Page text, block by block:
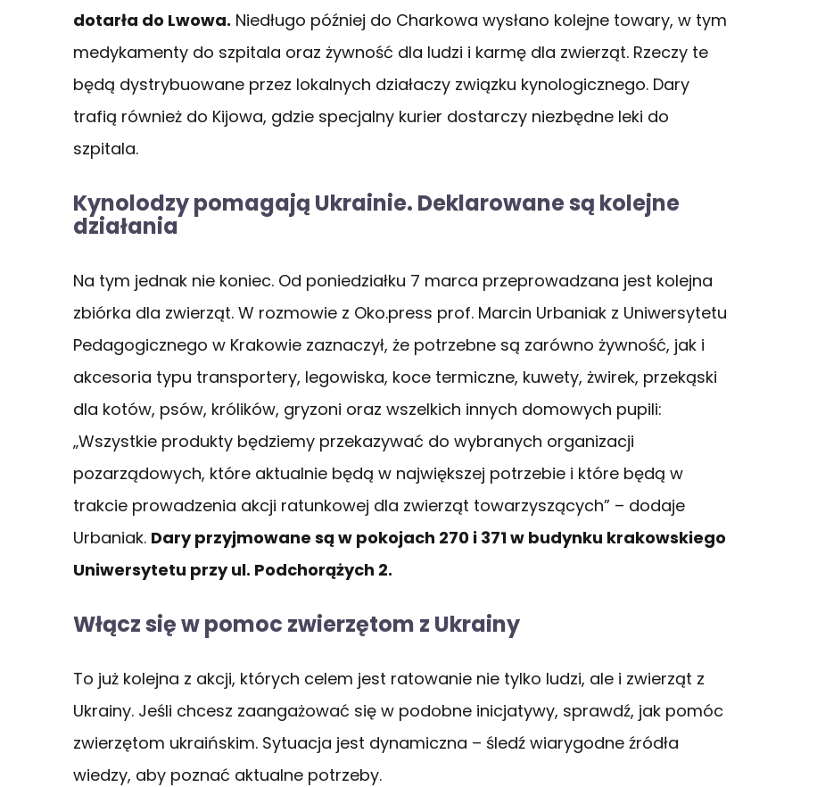
dotarła do Lwowa. Niedługo później do Charkowa wysłano kolejne towary, w tym
medykamenty do szpitala oraz żywność dla ludzi i karmę dla zwierząt. Rzeczy te
będą dystrybuowane przez lokalnych działaczy związku kynologicznego. Dary
trafią również do Kijowa, gdzie specjalny kurier dostarczy niezbędne leki do
szpitala.
Kynolodzy pomagają Ukrainie. Deklarowane są kolejne
działania
Na tym jednak nie koniec. Od poniedziałku 7 marca przeprowadzana jest kolejna
zbiórka dla zwierząt. W rozmowie z Oko.press prof. Marcin Urbaniak z Uniwersytetu
Pedagogicznego w Krakowie zaznaczył, że potrzebne są zarówno żywność, jak i
akcesoria typu transportery, legowiska, koce termiczne, kuwety, żwirek, przekąski
dla kotów, psów, królików, gryzoni oraz wszelkich innych domowych pupili:
„Wszystkie produkty będziemy przekazywać do wybranych organizacji
pozarządowych, które aktualnie będą w największej potrzebie i które będą w
trakcie prowadzenia akcji ratunkowej dla zwierząt towarzyszących” – dodaje
Urbaniak. Dary przyjmowane są w pokojach 270 i 371 w budynku krakowskiego
Uniwersytetu przy ul. Podchorążych 2.
Włącz się w pomoc zwierzętom z Ukrainy
To już kolejna z akcji, których celem jest ratowanie nie tylko ludzi, ale i zwierząt z
Ukrainy. Jeśli chcesz zaangażować się w podobne inicjatywy, sprawdź, jak pomóc
zwierzętom ukraińskim. Sytuacja jest dynamiczna – śledź wiarygodne źródła
wiedzy, aby poznać aktualne potrzeby.